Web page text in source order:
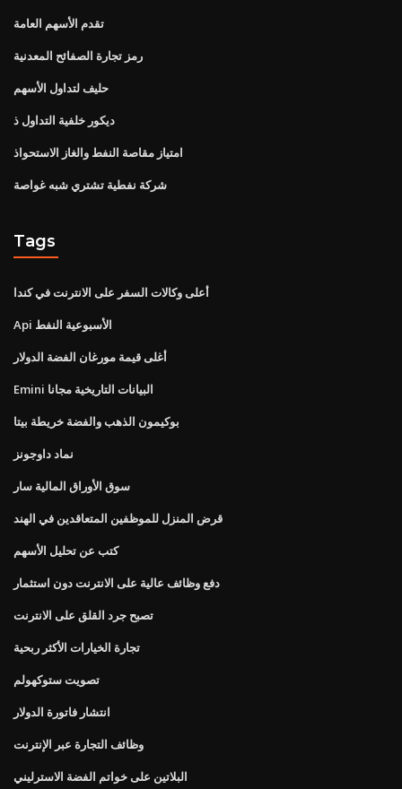
تقدم الأسهم العامة
رمز تجارة الصفائح المعدنية
حليف لتداول الأسهم
ديكور خلفية التداول ذ
امتياز مقاصة النفط والغاز الاستحواذ
شركة نفطية تشتري شبه غواصة
Tags
أعلى وكالات السفر على الانترنت في كندا
Api الأسبوعية النفط
أغلى قيمة مورغان الفضة الدولار
Emini البيانات التاريخية مجانا
بوكيمون الذهب والفضة خريطة بيتا
نماد داوجونز
سوق الأوراق المالية سار
قرض المنزل للموظفين المتعاقدين في الهند
كتب عن تحليل الأسهم
دفع وظائف عالية على الانترنت دون استثمار
تصبح جرد القلق على الانترنت
تجارة الخيارات الأكثر ربحية
تصويت ستوكهولم
انتشار فاتورة الدولار
وظائف التجارة عبر الإنترنت
البلاتين على خواتم الفضة الاسترليني